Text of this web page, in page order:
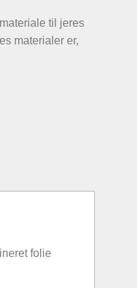
til jeres
materialer er,
folie